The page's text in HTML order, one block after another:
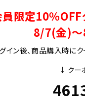
限定10％OFF
8/7(金)
イン後、商品購入時に
↓ クー